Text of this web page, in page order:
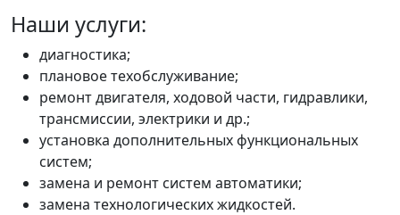
Наши услуги:
диагностика;
плановое техобслуживание;
ремонт двигателя, ходовой части, гидравлики,
трансмиссии, электрики и др.;
установка дополнительных функциональных
систем;
замена и ремонт систем автоматики;
замена технологических жидкостей.